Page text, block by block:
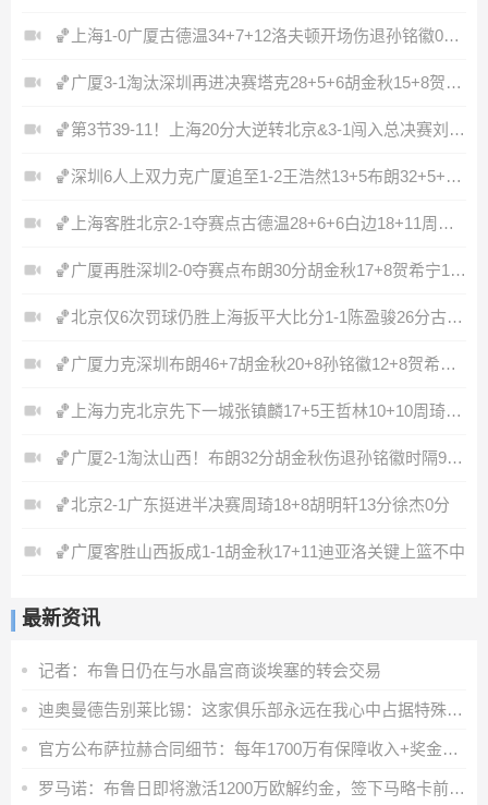
🏀上海1-0广厦古德温34+7+12洛夫顿开场伤退孙铭徽0分&5失误
🏀广厦3-1淘汰深圳再进决赛塔克28+5+6胡金秋15+8贺希宁12分
🏀第3节39-11！上海20分大逆转北京&3-1闯入总决赛刘铮5记三分
🏀深圳6人上双力克广厦追至1-2王浩然13+5布朗32+5+5&6失误
🏀上海客胜北京2-1夺赛点古德温28+6+6白边18+11周琦7+8+4帽
🏀广厦再胜深圳2-0夺赛点布朗30分胡金秋17+8贺希宁16中6
🏀北京仅6次罚球仍胜上海扳平大比分1-1陈盈骏26分古德温32分
🏀广厦力克深圳布朗46+7胡金秋20+8孙铭徽12+8贺希宁11中3
🏀上海力克北京先下一城张镇麟17+5王哲林10+10周琦13+9
🏀广厦2-1淘汰山西！布朗32分胡金秋伤退孙铭徽时隔93天复出
🏀北京2-1广东挺进半决赛周琦18+8胡明轩13分徐杰0分
🏀广厦客胜山西扳成1-1胡金秋17+11迪亚洛关键上篮不中
最新资讯
记者：布鲁日仍在与水晶宫商谈埃塞的转会交易
迪奥曼德告别莱比锡：这家俱乐部永远在我心中占据特殊位置
官方公布萨拉赫合同细节：每年1700万有保障收入+奖金+20%肖像权
罗马诺：布鲁日即将激活1200万欧解约金，签下马略卡前锋比尔希利